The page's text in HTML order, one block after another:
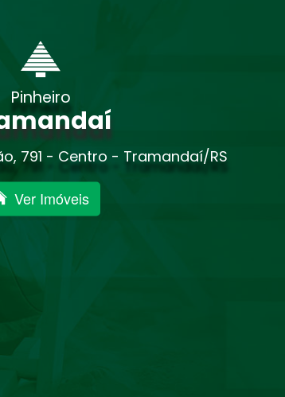
Pinheiro
791 - Centro - Tramandaí/RS
Ver Imóveis